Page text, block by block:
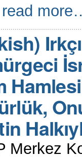
read
Merkez